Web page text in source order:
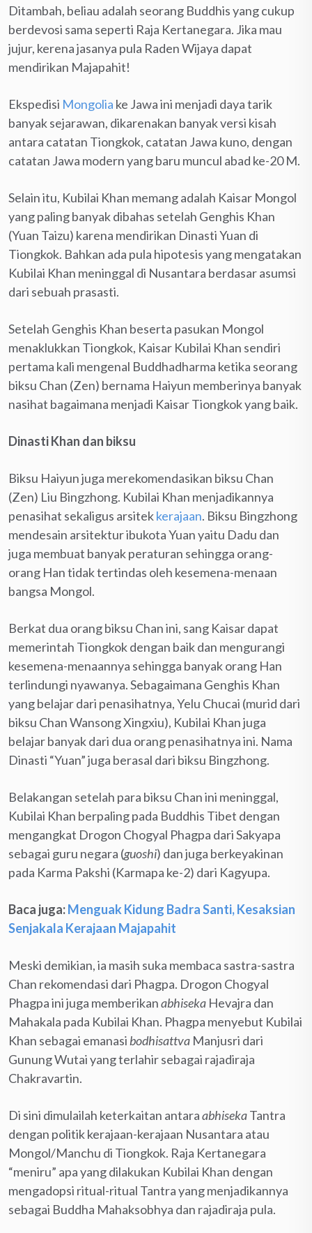
Ditambah, beliau adalah seorang Buddhis yang cukup
berdevosi sama seperti Raja Kertanegara. Jika mau
jujur, kerena jasanya pula Raden Wijaya dapat
mendirikan Majapahit!
Ekspedisi Mongolia ke Jawa ini menjadi daya tarik
banyak sejarawan, dikarenakan banyak versi kisah
antara catatan Tiongkok, catatan Jawa kuno, dengan
catatan Jawa modern yang baru muncul abad ke-20 M.
Selain itu, Kubilai Khan memang adalah Kaisar Mongol
yang paling banyak dibahas setelah Genghis Khan
(Yuan Taizu) karena mendirikan Dinasti Yuan di
Tiongkok. Bahkan ada pula hipotesis yang mengatakan
Kubilai Khan meninggal di Nusantara berdasar asumsi
dari sebuah prasasti.
Setelah Genghis Khan beserta pasukan Mongol
menaklukkan Tiongkok, Kaisar Kubilai Khan sendiri
pertama kali mengenal Buddhadharma ketika seorang
biksu Chan (Zen) bernama Haiyun memberinya banyak
nasihat bagaimana menjadi Kaisar Tiongkok yang baik.
Dinasti Khan dan biksu
Biksu Haiyun juga merekomendasikan biksu Chan
(Zen) Liu Bingzhong. Kubilai Khan menjadikannya
penasihat sekaligus arsitekkerajaan. Biksu Bingzhong
mendesain arsitektur ibukota Yuan yaitu Dadu dan
juga membuat banyak peraturan sehingga orang-
orang Han tidak tertindas oleh kesemena-menaan
bangsa Mongol.
Berkat dua orang biksu Chan ini, sang Kaisar dapat
memerintah Tiongkok dengan baik dan mengurangi
kesemena-menaannya sehingga banyak orang Han
terlindungi nyawanya. Sebagaimana Genghis Khan
yang belajar dari penasihatnya, Yelu Chucai (murid dari
biksu Chan Wansong Xingxiu), Kubilai Khan juga
belajar banyak dari dua orang penasihatnya ini. Nama
Dinasti “Yuan” juga berasal dari biksu Bingzhong.
Belakangan setelah para biksu Chan ini meninggal,
Kubilai Khan berpaling pada Buddhis Tibet dengan
mengangkat Drogon Chogyal Phagpa dari Sakyapa
sebagai guru negara (guoshi) dan juga berkeyakinan
pada Karma Pakshi (Karmapa ke-2) dari Kagyupa.
Baca juga:Menguak Kidung Badra Santi, Kesaksian
Senjakala Kerajaan Majapahit
Meski demikian, ia masih suka membaca sastra-sastra
Chan rekomendasi dari Phagpa. Drogon Chogyal
Phagpa ini juga memberikanabhiseka Hevajra dan
Mahakala pada Kubilai Khan. Phagpa menyebut Kubilai
Khan sebagai emanasi bodhisattva Manjusri dari
Gunung Wutai yang terlahir sebagai rajadiraja
Chakravartin.
Di sini dimulailah keterkaitan antaraabhisekaTantra
dengan politik kerajaan-kerajaan Nusantara atau
Mongol/Manchu di Tiongkok. Raja Kertanegara
“meniru” apa yang dilakukan Kubilai Khan dengan
mengadopsi ritual-ritual Tantra yang menjadikannya
sebagai Buddha Mahaksobhya dan rajadiraja pula.